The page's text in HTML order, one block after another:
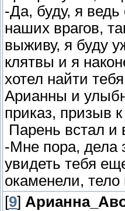
-Да, буду, я
наших врагов,
выживу, я буду
клятвы и я
хотел найти
Арианны и
приказ, призыв
Парень встал и
-Мне пора, дела
увидеть тебя
окаменели, тело
[9]